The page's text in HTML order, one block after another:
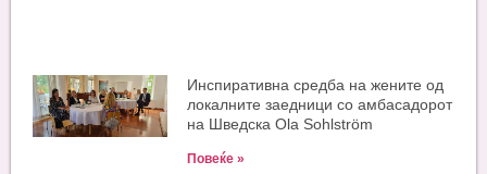
Инспиративна средба на жените од
локалните заедници со амбасадорот
на Шведска Ola Sohlström
Повеќе »